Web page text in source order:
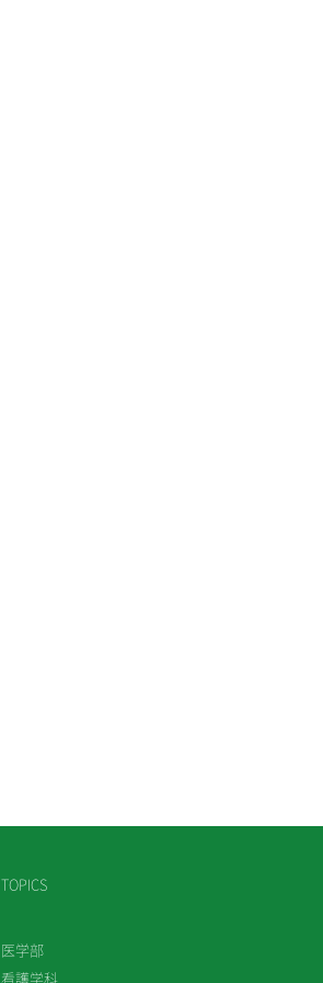
TOPICS
医学部
看護学科